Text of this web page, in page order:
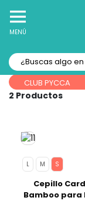
MENÚ
Forma de pago:
CLUB PYCCA
2
L M S
Cepillo
Bamboo para